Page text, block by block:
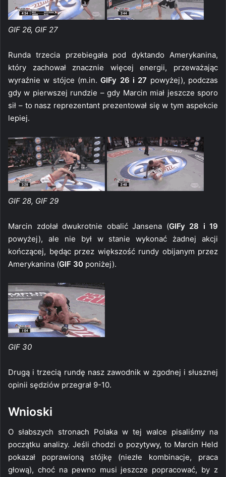
GIF 26, GIF 27
Runda trzecia przebiegała pod dyktando Amerykanina,
który zachował znacznie więcej energii, przeważając
wyraźnie w stójce (m.in.GIFy 26 i 27 powyżej), podczas
gdy w pierwszej rundzie – gdy Marcin miał jeszcze sporo
sił – to nasz reprezentant prezentował się w tym aspekcie
lepiej.
GIF 28, GIF 29
Marcin zdołał dwukrotnie obalić Jansena (GIFy 28 i 19
powyżej), ale nie był w stanie wykonać żadnej akcji
kończącej, będąc przez większość rundy obijanym przez
Amerykanina (GIF 30 poniżej).
GIF 30
Drugą i trzecią rundę nasz zawodnik w zgodnej i słusznej
opinii sędziów przegrał 9-10.
Wnioski
O słabszych stronach Polaka w tej walce pisaliśmy na
początku analizy. Jeśli chodzi o pozytywy, to Marcin Held
pokazał poprawioną stójkę (niezłe kombinacje, praca
głową), choć na pewno musi jeszcze popracować, by z